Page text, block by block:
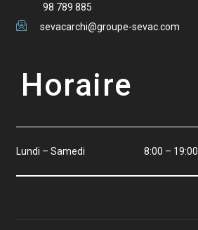
98 789 885
sevacarchi@groupe-sevac.com
Horaire
Lundi – Samedi 8:00 – 19:00